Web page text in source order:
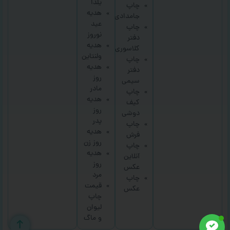
چاپ
جامدادی
چاپ
دفتر
کلاسوری
چاپ
دفتر
سیمی
چاپ
کیف
دوشی
چاپ
فرش
چاپ
آنلاین
عکس
چاپ
عکس
یلدا
هدیه
عید
نوروز
هدیه
ولنتاین
هدیه
روز
مادر
هدیه
روز
پدر
هدیه
روز زن
هدیه
روز
مرد
قیمت
چاپ
لیوان
و ماگ